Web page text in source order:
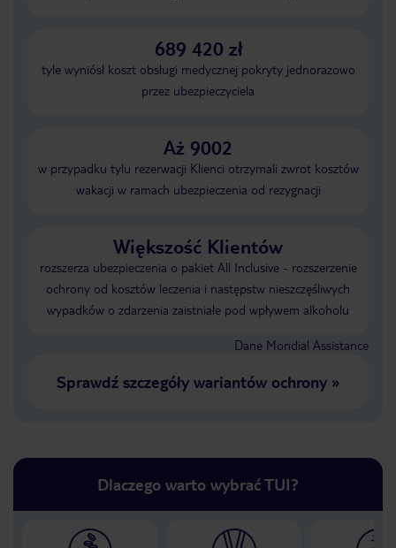
689 420 zł
tyle wyniósł koszt obsługi medycznej pokryty jednorazowo
przez ubezpieczyciela
Aż 9002
w przypadku tylu rezerwacji Klienci otrzymali zwrot kosztów
wakacji w ramach ubezpieczenia od rezygnacji
Większość Klientów
rozszerza ubezpieczenia o pakiet All Inclusive - rozszerzenie
ochrony od kosztów leczenia i następstw nieszczęśliwych
wypadków o zdarzenia zaistniałe pod wpływem alkoholu
Dane Mondial Assistance
Sprawdź szczegóły wariantów ochrony»
Dlaczego warto wybrać TUI?